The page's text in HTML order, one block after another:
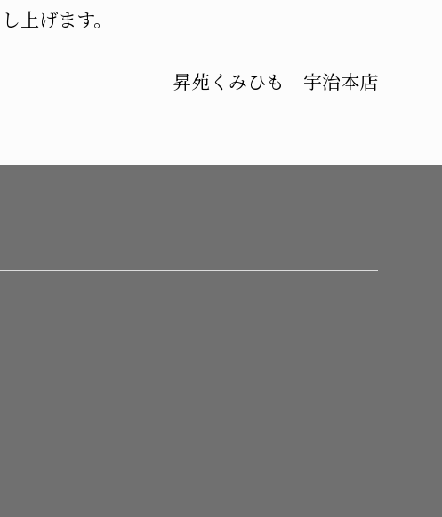
上げます。
昇苑くみひも 宇治本店